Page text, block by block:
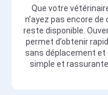
Que votre
n’ayez pas encore
reste disponible.
permet d’obtenir
sans déplacement et
simple et